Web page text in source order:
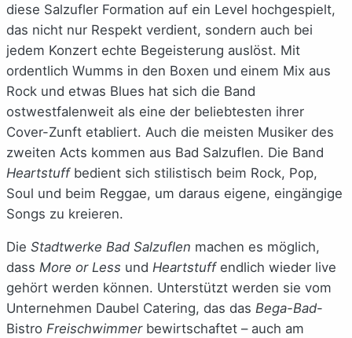
diese Salzufler Formation auf ein Level hochgespielt,
das nicht nur Respekt verdient, sondern auch bei
jedem Konzert echte Begeisterung auslöst. Mit
ordentlich Wumms in den Boxen und einem Mix aus
Rock und etwas Blues hat sich die Band
ostwestfalenweit als eine der beliebtesten ihrer
Cover-Zunft etabliert. Auch die meisten Musiker des
zweiten Acts kommen aus Bad Salzuflen. Die Band
Heartstuffbedient sich stilistisch beim Rock, Pop,
Soul und beim Reggae, um daraus eigene, eingängige
Songs zu kreieren.
Die Stadtwerke Bad Salzuflen machen es möglich,
dass More or Less und Heartstuffendlich wieder live
gehört werden können. Unterstützt werden sie vom
Unternehmen Daubel Catering, das das Bega-Bad-
Bistro Freischwimmerbewirtschaftet – auch am